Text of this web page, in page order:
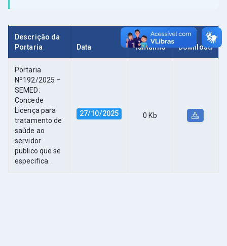
Descrição da
Portaria
Data Tamanho Download
Portaria
Nº192/2025 –
SEMED:
Concede
Licença para
tratamento de
saúde ao
servidor
publico que se
especifica.
27/10/2025 0 Kb